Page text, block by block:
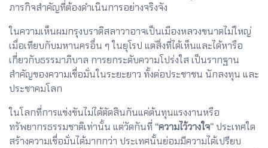
ภารกิจสำคัญที่ต้องดำเนินการอย่างจริงจัง
ในความเห็นผมกรุงบราติสลาวาอาจเป็นเมืองหลวงขนาดไม่ใหญ่
เมื่อเทียบกับมหานครอื่น ๆ ในยุโรป แต่สิ่งที่ได้เห็นและได้หารือ
เกี่ยวกับธรรมาภิบาล การยกระดับความโปร่งใส เป็นรากฐาน
สำคัญของความเชื่อมั่นในระยะยาว ทั้งต่อประชาชน นักลงทุน และ
ประชาคมโลก
ในโลกที่การแข่งขันไม่ได้ตัดสินกันแค่ต้นทุนแรงงานหรือ
ทรัพยากรธรรมชาติเท่านั้น แต่วัดกันที่ “ความไว้วางใจ”ประเทศใด
สร้างความเชื่อมั่นได้มากกว่า ประเทศนั้นย่อมมีความได้เปรียบ